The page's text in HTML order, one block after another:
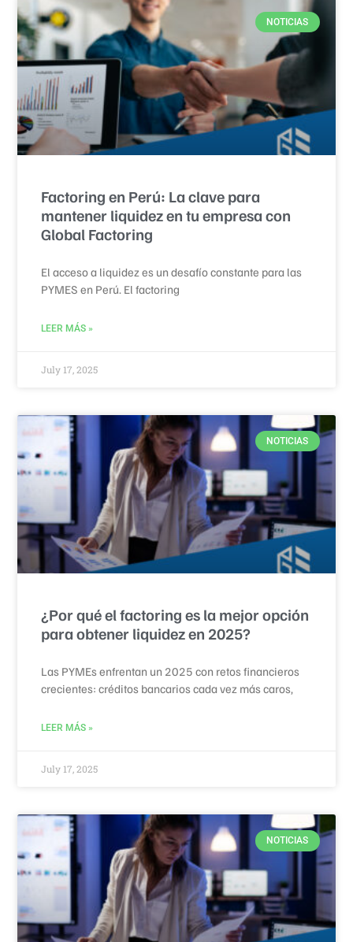
NOTICIAS
Factoring en Perú: La clave para
mantener liquidez en tu empresa con
Global Factoring
El acceso a liquidez es un desafío constante para las
PYMES en Perú. El factoring
LEER MÁS »
July 17, 2025
NOTICIAS
¿Por qué el factoring es la mejor opción
para obtener liquidez en 2025?
Las PYMEs enfrentan un 2025 con retos financieros
crecientes: créditos bancarios cada vez más caros,
LEER MÁS »
July 17, 2025
NOTICIAS